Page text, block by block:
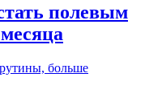
полевым